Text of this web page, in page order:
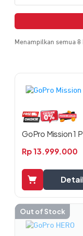
Menampilkan semua 8
GoPro Mission 1
Rp13.999.000
Out of Stock